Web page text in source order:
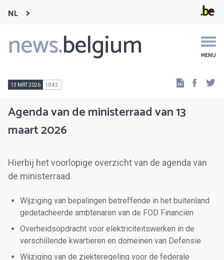
NL
news.belgium MENU
Main
navigation
13 MRT 2026 10:42
Agenda van de ministerraad van 13
maart 2026
Hierbij het voorlopige overzicht van de agenda van
de ministerraad.
Wijziging van bepalingen betreffende in het buitenland
gedetacheerde ambtenaren van de FOD Financiën
Overheidsopdracht voor elektriciteitswerken in de
verschillende kwartieren en domeinen van Defensie
Wijziging van de ziekteregeling voor de federale